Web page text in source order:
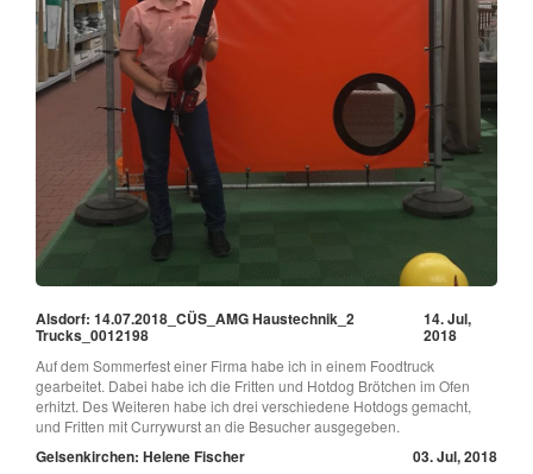
Alsdorf: 14.07.2018_CÜS_AMG Haustechnik_2
Trucks_0012198
14. Jul,
2018
Auf dem Sommerfest einer Firma habe ich in einem Foodtruck
gearbeitet. Dabei habe ich die Fritten und Hotdog Brötchen im Ofen
erhitzt. Des Weiteren habe ich drei verschiedene Hotdogs gemacht,
und Fritten mit Currywurst an die Besucher ausgegeben.
Gelsenkirchen: Helene Fischer 03. Jul, 2018